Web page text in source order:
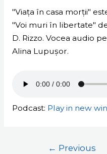
LINK
EMBED
"Viața în casa morții"
"Voi muri în libertate"
D. Rizzo. Vocea audio
Alina Lupușor.
Podcast: Play in new
← Previous